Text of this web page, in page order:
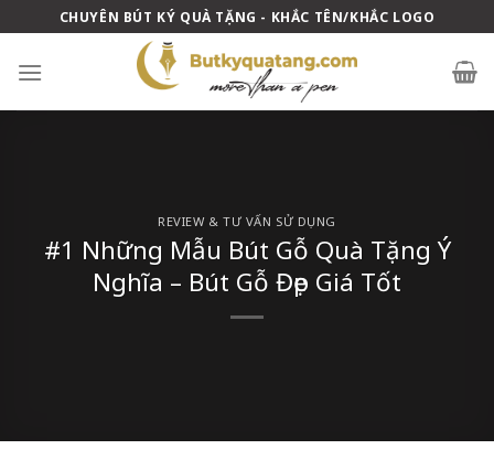
to
content
CHUYÊN BÚT KÝ QUÀ TẶNG - KHẮC TÊN/KHẮC LOGO
REVIEW & TƯ VẤN SỬ DỤNG
#1 Những Mẫu Bút Gỗ Quà Tặng Ý
Nghĩa – Bút Gỗ Đẹp Giá Tốt